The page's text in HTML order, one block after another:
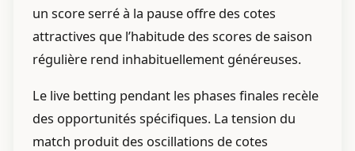
un score serré à la pause offre des cotes
attractives que l’habitude des scores de saison
régulière rend inhabituellement généreuses.
Le live betting pendant les phases finales recèle
des opportunités spécifiques. La tension du
match produit des oscillations de cotes